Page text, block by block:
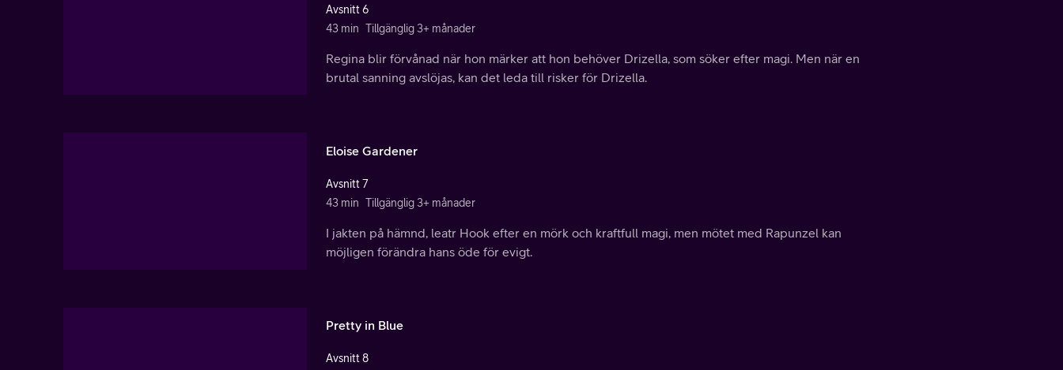
Avsnitt 6
43 min Tillgänglig 3+ månader
Regina blir förvånad när hon märker att hon behöver Drizella, som söker efter magi. Men när en
brutal sanning avslöjas, kan det leda till risker för Drizella.
Eloise Gardener
Avsnitt 7
43 min Tillgänglig 3+ månader
I jakten på hämnd, leatr Hook efter en mörk och kraftfull magi, men mötet med Rapunzel kan
möjligen förändra hans öde för evigt.
Pretty in Blue
Avsnitt 8